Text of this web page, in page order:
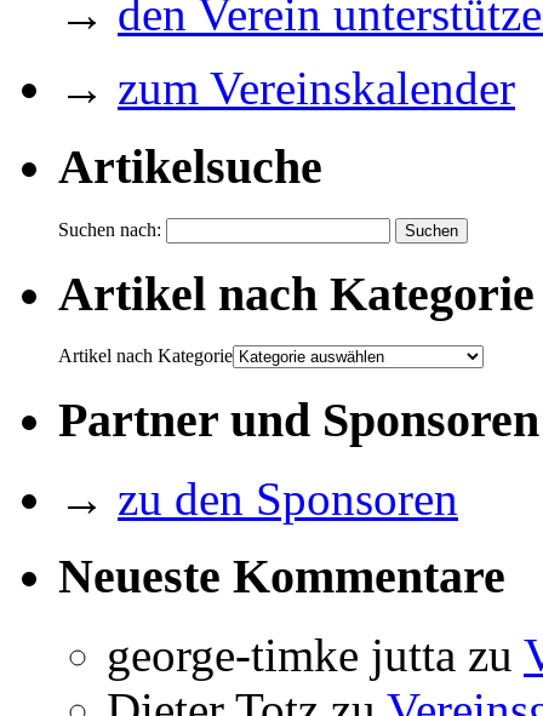
→ den Verein
→ zum Vereinskalender
Artikelsuche
Suchen nach:
Artikel nach Kategorie
Artikel nach Kategorie
Partner und Sponsoren
→ zu den Sponsoren
Neueste Kommentare
george-timke jutta zu